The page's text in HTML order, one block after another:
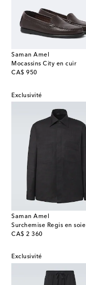
Saman Amel
Mocassins City en cuir
CA$ 950
original price
Exclusivité
Saman Amel
Surchemise Regis en soie
CA$ 2 360
original price
Exclusivité